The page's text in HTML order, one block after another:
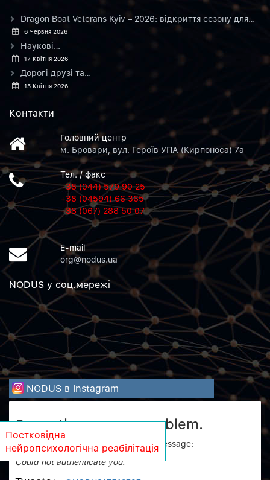
Dragon Boat Veterans Kyiv – 2026: відкриття сезону для…
6 Червня 2026
Наукові…
17 Квітня 2026
Дорогі друзі та…
15 Квітня 2026
Контакти
Головний центр
м. Бровари, вул. Героїв УПА (Кирпоноса) 7а
Тел. / факс
+38 (044) 579 90 25
+38 (04594) 66 365
+38 (067) 288 50 07
E-mail
org@nodus.ua
NODUS у соц.мережi
NODUS в Instagram
Sorry, there was a problem.
Twitter returned the following error message:
Could not authenticate you.
Постковідна
нейропсихологічна реабілітація